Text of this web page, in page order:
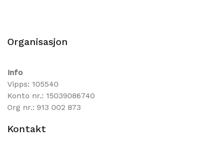
Organisasjon
Info
Vipps: 105540
Konto nr.: 15039086740
Org nr.: 913 002 873
Kontakt